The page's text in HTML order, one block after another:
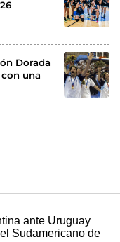
Dorada
una
ante Uruguay
Sudamericano de